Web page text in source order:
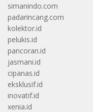
simanindo.com
padarincang.com
kolektor.id
pelukis.id
pancoran.id
jasmani.id
cipanas.id
eksklusif.id
inovatif.id
xenia.id